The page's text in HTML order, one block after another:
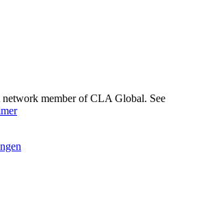
network member of CLA Global. See